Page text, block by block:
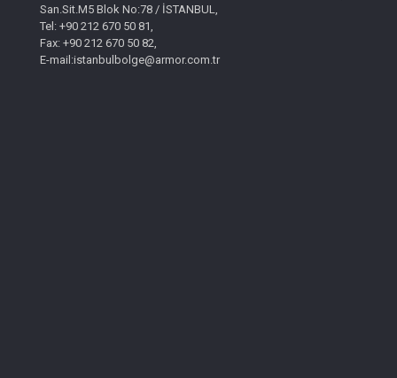
San.Sit.M5 Blok No:78 / İSTANBUL,
Tel: +90 212 670 50 81,
Fax: +90 212 670 50 82,
E-mail:istanbulbolge@armor.com.tr